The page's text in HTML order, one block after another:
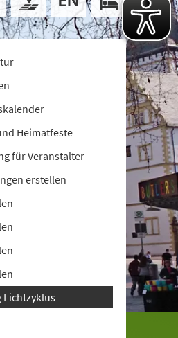
Heimatfeste
für Veranstalter
erstellen
Lichtzyklus